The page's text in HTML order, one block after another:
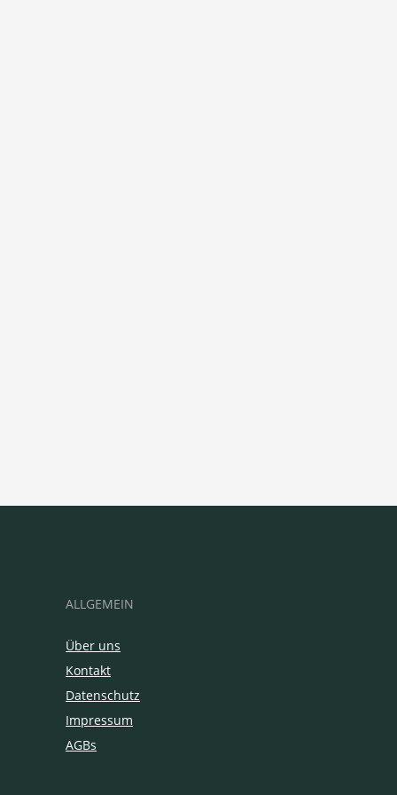
ALLGEMEIN
Über uns
Kontakt
Datenschutz
Impressum
AGBs